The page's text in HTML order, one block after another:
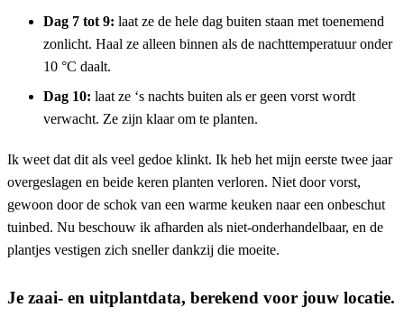
Dag 7 tot 9: laat ze de hele dag buiten staan met toenemend
zonlicht. Haal ze alleen binnen als de nachttemperatuur onder
10 °C daalt.
Dag 10: laat ze ‘s nachts buiten als er geen vorst wordt
verwacht. Ze zijn klaar om te planten.
Ik weet dat dit als veel gedoe klinkt. Ik heb het mijn eerste twee jaar
overgeslagen en beide keren planten verloren. Niet door vorst,
gewoon door de schok van een warme keuken naar een onbeschut
tuinbed. Nu beschouw ik afharden als niet-onderhandelbaar, en de
plantjes vestigen zich sneller dankzij die moeite.
Je zaai- en uitplantdata, berekend voor jouw locatie.